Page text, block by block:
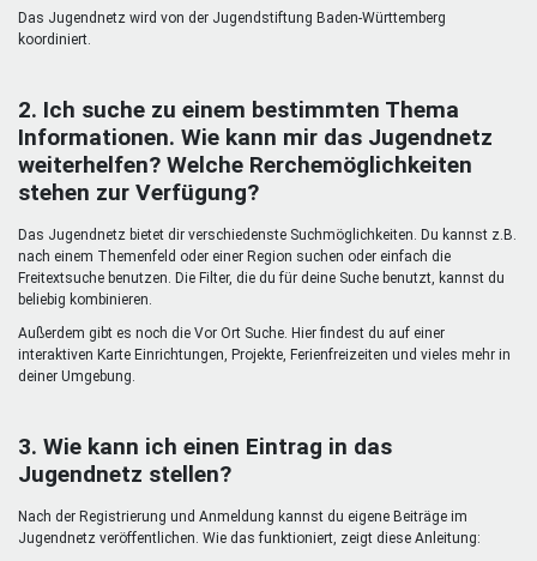
Demokratie & Beteiligung
Das Jugendnetz wird von der Jugendstiftung Baden-Württemberg
koordiniert.
2. Ich suche zu einem bestimmten Thema
Informationen. Wie kann mir das Jugendnetz
weiterhelfen? Welche Rerchemöglichkeiten
stehen zur Verfügung?
Das Jugendnetz bietet dir verschiedenste Suchmöglichkeiten. Du kannst z.B.
nach einem Themenfeld oder einer Region suchen oder einfach die
Freitextsuche benutzen. Die Filter, die du für deine Suche benutzt, kannst du
beliebig kombinieren.
Außerdem gibt es noch die Vor Ort Suche. Hier findest du auf einer
interaktiven Karte Einrichtungen, Projekte, Ferienfreizeiten und vieles mehr in
deiner Umgebung.
3. Wie kann ich einen Eintrag in das
Jugendnetz stellen?
Nach der Registrierung und Anmeldung kannst du eigene Beiträge im
Jugendnetz veröffentlichen. Wie das funktioniert, zeigt diese Anleitung: